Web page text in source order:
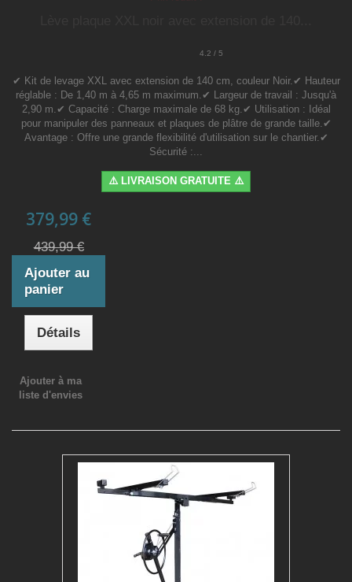
4.2 / 5
✔ Kit de levage XXL avec extension de 140 cm, couleur Noir.✔ Hauteur
réglable : De 1,40 m à 4,65 m maximum.✔ Largeur de travail : Jusqu'à
2,90 m.✔ Capacité : Charge maximale de 68 kg.✔ Utilisation : Idéal
pour manipuler des panneaux et plaques de plâtre de grande taille.✔
Avantage : Offre une grande flexibilité d'utilisation sur le chantier.✔
Sécurité :...
⚠️ LIVRAISON GRATUITE ⚠️
379,99 €
439,99 €
Ajouter au
panier
Détails
Ajouter à ma
liste d'envies